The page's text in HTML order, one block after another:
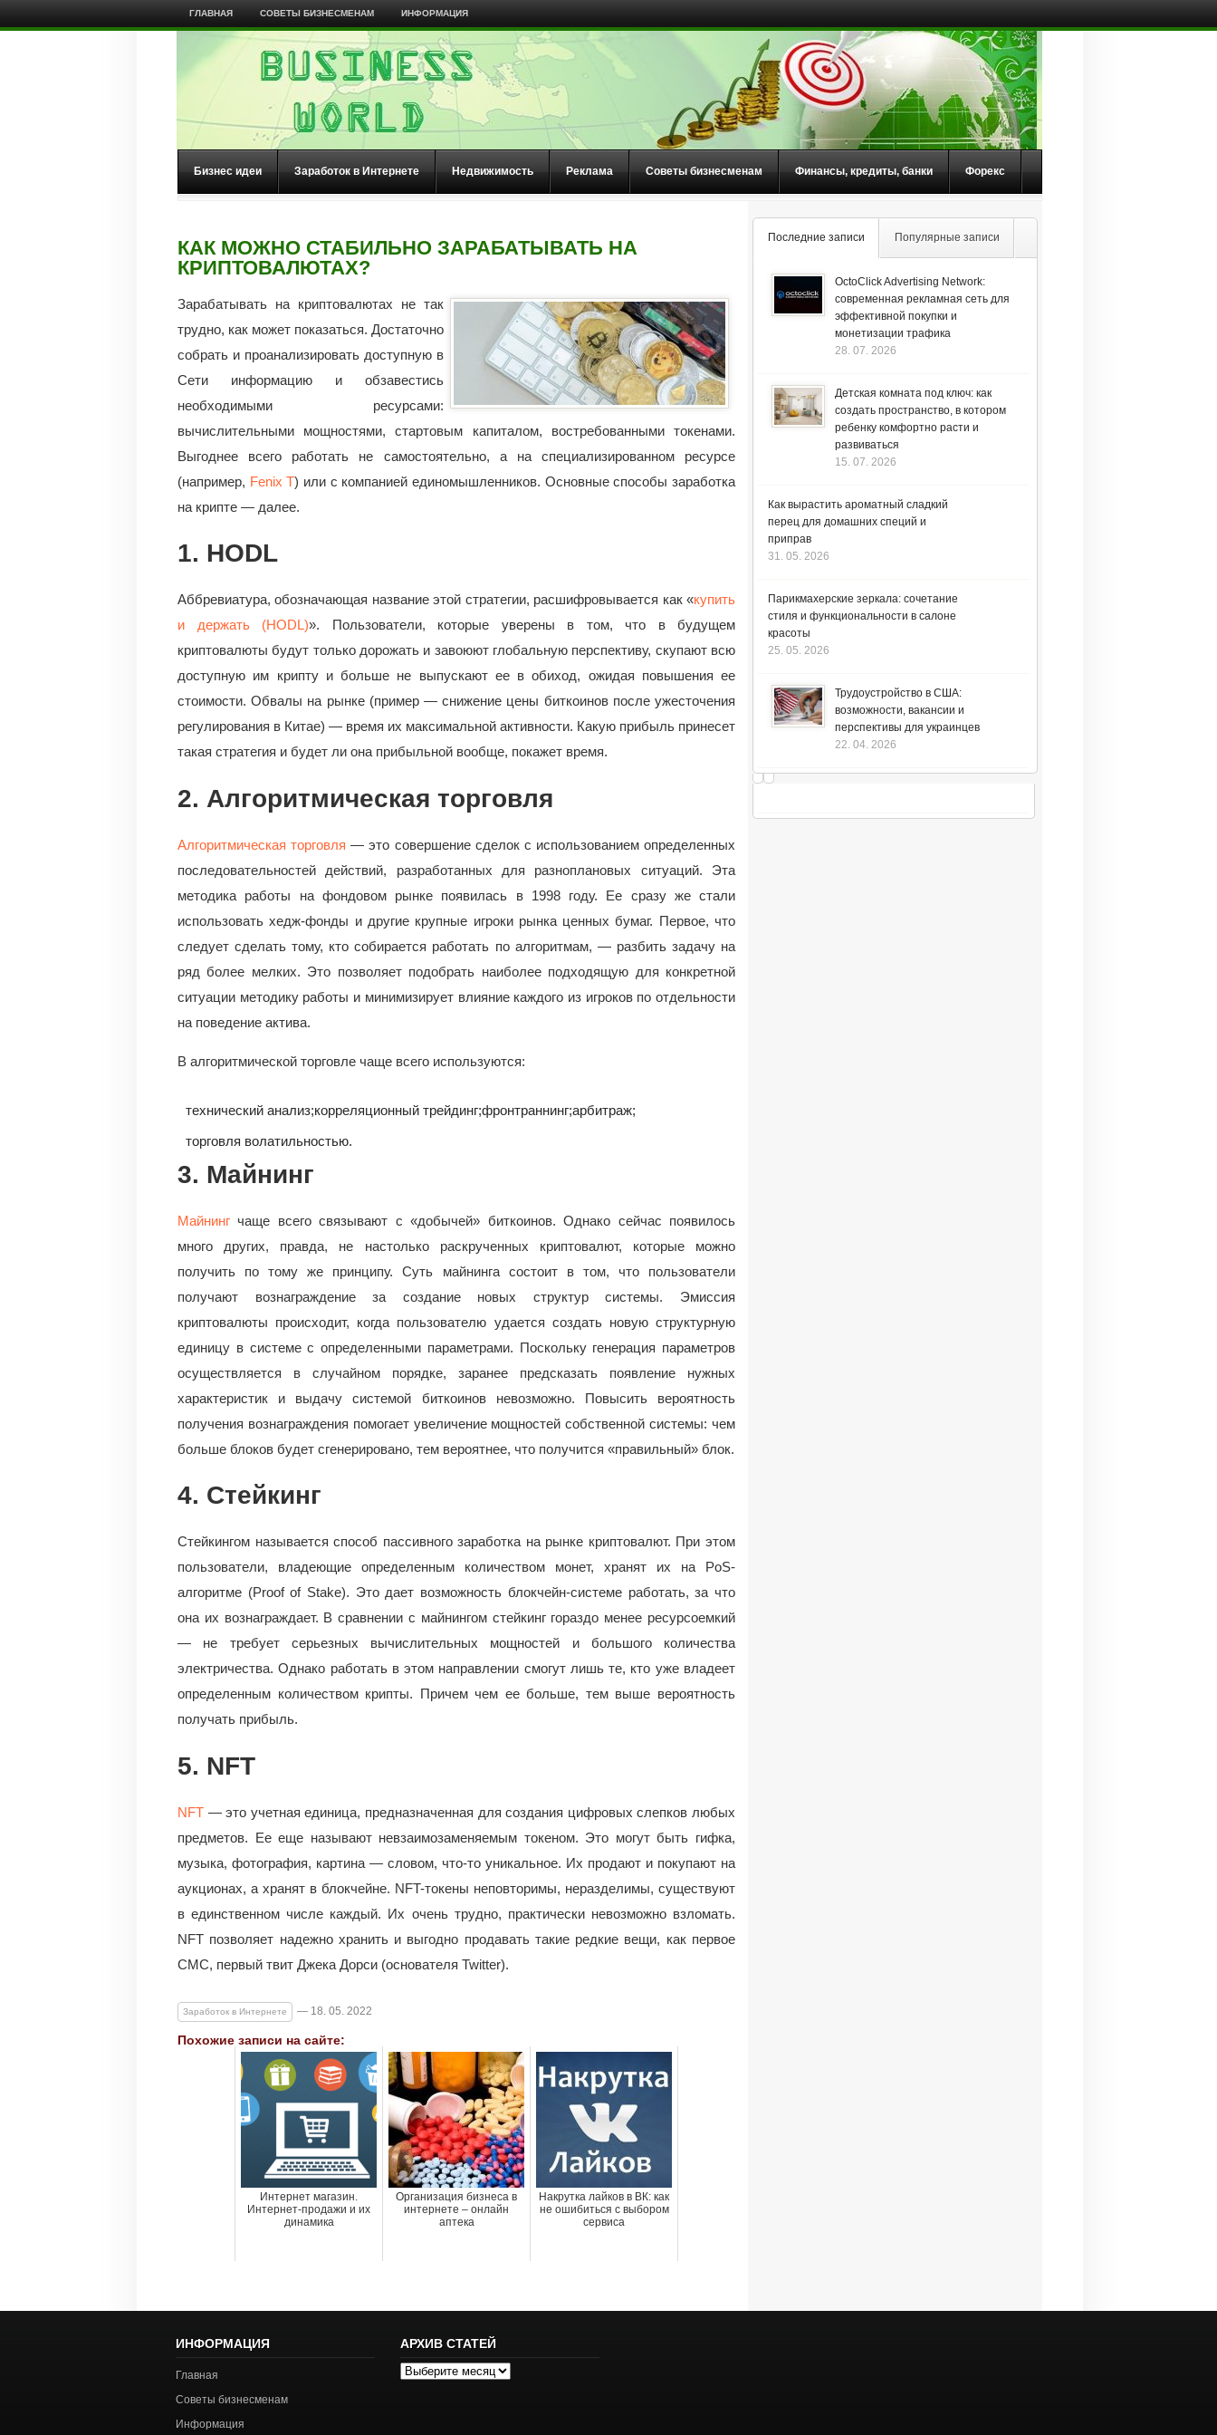
ГЛАВНАЯ СОВЕТЫ БИЗНЕСМЕНАМ ИНФОРМАЦИЯ
Бизнес идеи Заработок в Интернете Недвижимость Реклама Советы бизнесменам Финансы, кредиты, банки Форекс
КАК МОЖНО СТАБИЛЬНО ЗАРАБАТЫВАТЬ НА
КРИПТОВАЛЮТАХ?
Зарабатывать на криптовалютах не так
трудно, как может показаться. Достаточно
собрать и проанализировать доступную в
Сети информацию и обзавестись
необходимыми ресурсами:
вычислительными мощностями, стартовым капиталом, востребованными токенами.
Выгоднее всего работать не самостоятельно, а на специализированном ресурсе
(например, Fenix T) или с компанией единомышленников. Основные способы заработка
на крипте — далее.
1. HODL
Аббревиатура, обозначающая название этой стратегии, расшифровывается как «купить
и держать (HODL)». Пользователи, которые уверены в том, что в будущем
криптовалюты будут только дорожать и завоюют глобальную перспективу, скупают всю
доступную им крипту и больше не выпускают ее в обиход, ожидая повышения ее
стоимости. Обвалы на рынке (пример — снижение цены биткоинов после ужесточения
регулирования в Китае) — время их максимальной активности. Какую прибыль принесет
такая стратегия и будет ли она прибыльной вообще, покажет время.
2. Алгоритмическая торговля
Алгоритмическая торговля — это совершение сделок с использованием определенных
последовательностей действий, разработанных для разноплановых ситуаций. Эта
методика работы на фондовом рынке появилась в 1998 году. Ее сразу же стали
использовать хедж-фонды и другие крупные игроки рынка ценных бумаг. Первое, что
следует сделать тому, кто собирается работать по алгоритмам, — разбить задачу на
ряд более мелких. Это позволяет подобрать наиболее подходящую для конкретной
ситуации методику работы и минимизирует влияние каждого из игроков по отдельности
на поведение актива.
В алгоритмической торговле чаще всего используются:
технический анализ;корреляционный трейдинг;фронтраннинг;арбитраж;
торговля волатильностью.
3. Майнинг
Майнинг чаще всего связывают с «добычей» биткоинов. Однако сейчас появилось
много других, правда, не настолько раскрученных криптовалют, которые можно
получить по тому же принципу. Суть майнинга состоит в том, что пользователи
получают вознаграждение за создание новых структур системы. Эмиссия
криптовалюты происходит, когда пользователю удается создать новую структурную
единицу в системе с определенными параметрами. Поскольку генерация параметров
осуществляется в случайном порядке, заранее предсказать появление нужных
характеристик и выдачу системой биткоинов невозможно. Повысить вероятность
получения вознаграждения помогает увеличение мощностей собственной системы: чем
больше блоков будет сгенерировано, тем вероятнее, что получится «правильный» блок.
4. Стейкинг
Стейкингом называется способ пассивного заработка на рынке криптовалют. При этом
пользователи, владеющие определенным количеством монет, хранят их на PoS-
алгоритме (Proof of Stake). Это дает возможность блокчейн-системе работать, за что
она их вознаграждает. В сравнении с майнингом стейкинг гораздо менее ресурсоемкий
— не требует серьезных вычислительных мощностей и большого количества
электричества. Однако работать в этом направлении смогут лишь те, кто уже владеет
определенным количеством крипты. Причем чем ее больше, тем выше вероятность
получать прибыль.
5. NFT
NFT — это учетная единица, предназначенная для создания цифровых слепков любых
предметов. Ее еще называют невзаимозаменяемым токеном. Это могут быть гифка,
музыка, фотография, картина — словом, что-то уникальное. Их продают и покупают на
аукционах, а хранят в блокчейне. NFT-токены неповторимы, неразделимы, существуют
в единственном числе каждый. Их очень трудно, практически невозможно взломать.
NFT позволяет надежно хранить и выгодно продавать такие редкие вещи, как первое
СМС, первый твит Джека Дорси (основателя Twitter).
Заработок в Интернете — 18. 05. 2022
Похожие записи на сайте:
Интернет магазин.
Интернет-продажи и их
динамика
Организация бизнеса в
интернете – онлайн
аптека
Накрутка лайков в ВК: как
не ошибиться с выбором
сервиса
Последние записи Популярные записи
OctoClick Advertising Network:
современная рекламная сеть для
эффективной покупки и
монетизации трафика
28. 07. 2026
Детская комната под ключ: как
создать пространство, в котором
ребенку комфортно расти и
развиваться
15. 07. 2026
Как вырастить ароматный сладкий
перец для домашних специй и
приправ
31. 05. 2026
Парикмахерские зеркала: сочетание
стиля и функциональности в салоне
красоты
25. 05. 2026
Трудоустройство в США:
возможности, вакансии и
перспективы для украинцев
22. 04. 2026
ИНФОРМАЦИЯ
Главная
Советы бизнесменам
Информация
АРХИВ СТАТЕЙ
Архив